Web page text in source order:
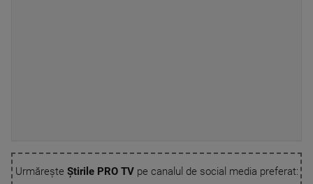
Urmărește Știrile PRO TVpe canalul de social media preferat: